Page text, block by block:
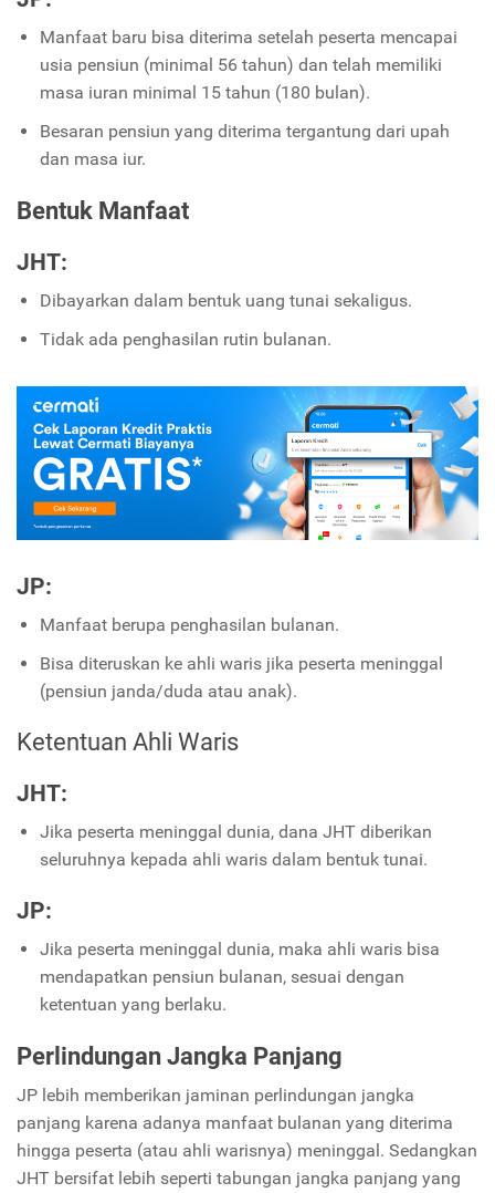
Manfaat baru bisa diterima setelah peserta mencapai
usia pensiun (minimal 56 tahun) dan telah memiliki
masa iuran minimal 15 tahun (180 bulan).
Besaran pensiun yang diterima tergantung dari upah
dan masa iur.
Bentuk Manfaat
JHT:
Dibayarkan dalam bentuk uang tunai sekaligus.
Tidak ada penghasilan rutin bulanan.
JP:
Manfaat berupa penghasilan bulanan.
Bisa diteruskan ke ahli waris jika peserta meninggal
(pensiun janda/duda atau anak).
Ketentuan Ahli Waris
JHT:
Jika peserta meninggal dunia, dana JHT diberikan
seluruhnya kepada ahli waris dalam bentuk tunai.
JP:
Jika peserta meninggal dunia, maka ahli waris bisa
mendapatkan pensiun bulanan, sesuai dengan
ketentuan yang berlaku.
Perlindungan Jangka Panjang
JP lebih memberikan jaminan perlindungan jangka
panjang karena adanya manfaat bulanan yang diterima
hingga peserta (atau ahli warisnya) meninggal. Sedangkan
JHT bersifat lebih seperti tabungan jangka panjang yang